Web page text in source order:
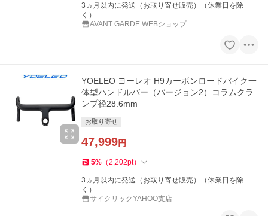
3ヵ月以内に発送（お取り寄せ販売）（休業日を除
く）
AVANT GARDE WEBショップ
YOELEO ヨーレオ H9カーボンロードバイク一
体型ハンドルバー（バージョン2）コラムクラ
ンプ径28.6mm
お取り寄せ
47,999円
5% （2,202pt）
3ヵ月以内に発送（お取り寄せ販売）（休業日を除
く）
サイクリックYAHOO支店